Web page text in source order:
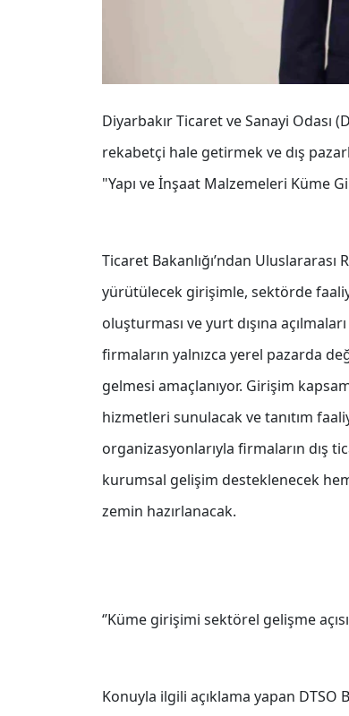
Diyarbakır Ticaret ve Sanayi Odası
rekabetçi hale getirmek ve dış
"Yapı ve İnşaat Malzemeleri Küme
Ticaret Bakanlığı’ndan
yürütülecek girişimle, sektörde
oluşturması ve yurt dışına
firmaların yalnızca yerel pazarda
gelmesi amaçlanıyor. Girişim
hizmetleri sunulacak ve tanıtım
organizasyonlarıyla firmaların dış
kurumsal gelişim desteklenecek
zemin hazırlanacak.
‘’Küme girişimi sektörel gelişme
Konuyla ilgili açıklama yapan DTSO